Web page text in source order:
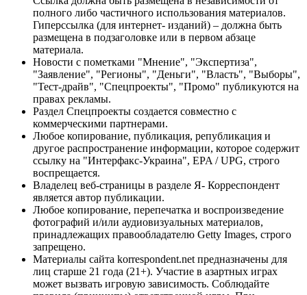
полного либо частичного использования материалов.
Гиперссылка (для интернет- изданий) – должна быть
размещена в подзаголовке или в первом абзаце
материала.
Новости с пометками "Мнение", "Экспертиза",
"Заявление", "Регионы", "Деньги", "Власть", "Выборы",
"Тест-драйв", "Спецпроекты", "Промо" публикуются на
правах рекламы.
Раздел Спецпроекты создается совместно с
коммерческими партнерами.
Любое копирование, публикация, републикация и
другое распространение информации, которое содержит
ссылку на "Интерфакс-Украина", EPA / UPG, строго
воспрещается.
Владелец веб-страницы в разделе Я- Корреспондент
является автор публикации.
Любое копирование, перепечатка и воспроизведение
фотографий и/или аудиовизуальных материалов,
принадлежащих правообладателю Getty Images, строго
запрещено.
Материалы сайта korrespondent.net предназначены для
лиц старше 21 года (21+). Участие в азартных играх
может вызвать игровую зависимость. Соблюдайте